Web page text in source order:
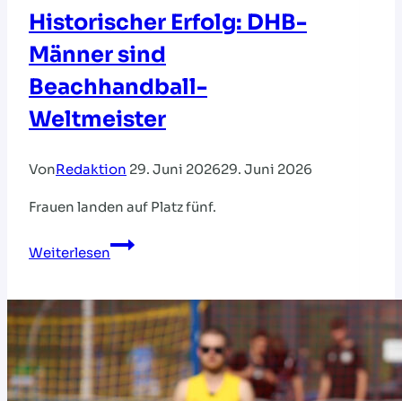
Historischer Erfolg: DHB-
Männer sind
Beachhandball-
Weltmeister
VonRedaktion 29. Juni 202629. Juni 2026
Frauen landen auf Platz fünf.
Weiterlesen
Historischer
Männer
sind
Beachhandball-
Weltmeister